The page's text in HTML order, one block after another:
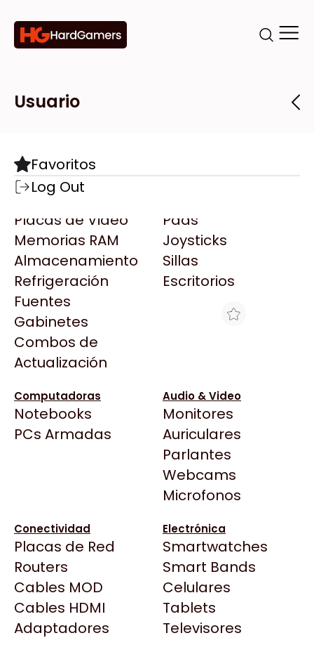
Categorías
Componentes
Motherboards
Microprocesadores
Placas de Video
Memorias RAM
Almacenamiento
Refrigeración
Fuentes
Gabinetes
Combos de
Actualización
Pads
Joysticks
Sillas
Escritorios
Computadoras
Notebooks
PCs Armadas
Audio & Video
Monitores
Auriculares
Parlantes
Webcams
Microfonos
Conectividad
Placas de Red
Routers
Cables MOD
Cables HDMI
Adaptadores
Electrónica
Smartwatches
Smart Bands
Celulares
Tablets
Televisores
Marcas
Todas las Marcas
AMD
AULA
Acer
Adata
AeroCool
Antec
Arkham
Asrock
BenQ
CX
Cooler Master
Deepcool
Dell
EVGA
Gamemax
Genesis
Genius
Tiendas
Destacadas
Todas las Tiendas
Click Gaming
Compufan Store
Dinobyte
Full H4rd
Gaming City
Gezatek
Usuario
Favoritos
Log Out
MF HP 2375 ADVANTAGE 20PPM
Ver producto en la página de Max Tecno